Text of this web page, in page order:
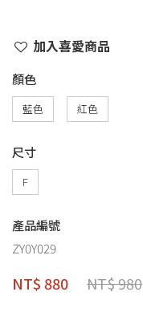
加入喜愛商品
顏色
藍色 紅色
尺寸
F
產品編號
ZY0Y029
NT$ 880 NT$ 980